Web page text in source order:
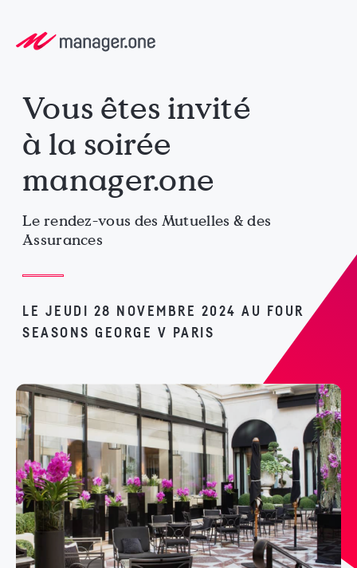
Vous êtes invité
à la soirée
manager.one
Le rendez-vous des Mutuelles & des
Assurances
LE JEUDI 28 NOVEMBRE 2024 AU FOUR
SEASONS GEORGE V PARIS